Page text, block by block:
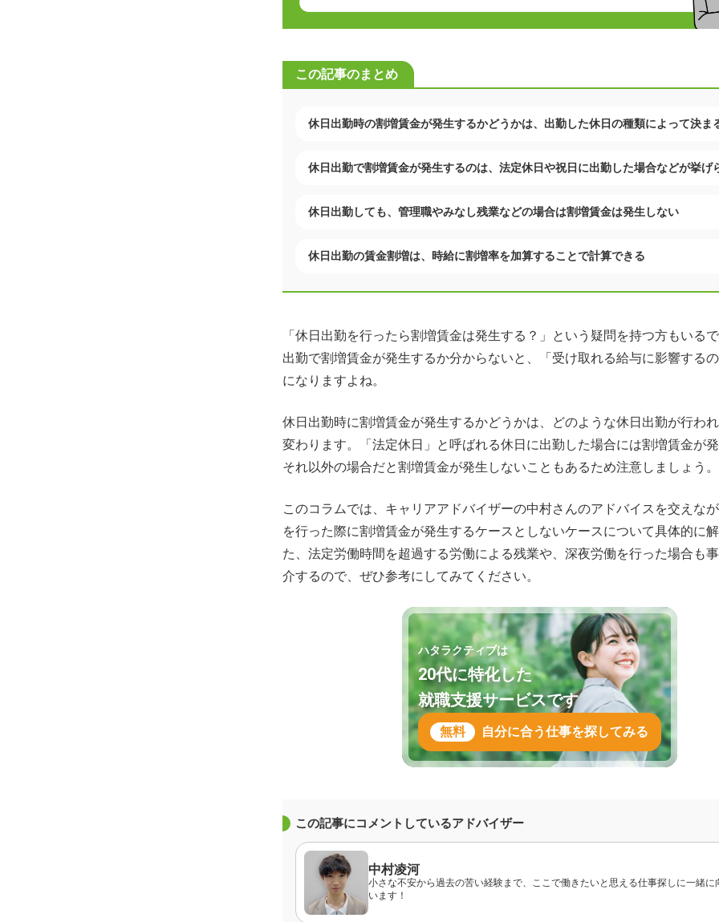
この記事のまとめ
休日出勤時の割増賃金が発生するかどうかは、出勤した休日の種類によって決ま
休日出勤で割増賃金が発生するのは、法定休日や祝日に出勤した場合などが挙げ
休日出勤しても、管理職やみなし残業などの場合は割増賃金は発生しない
休日出勤の賃金割増は、時給に割増率を加算することで計算できる
「休日出勤を行ったら割増賃金は発生する？」という疑問を持つ方もいる
出勤で割増賃金が発生するか分からないと、「受け取れる給与に影響する
になりますよね。
休日出勤時に割増賃金が発生するかどうかは、どのような休日出勤が行わ
変わります。「法定休日」と呼ばれる休日に出勤した場合には割増賃金が
それ以外の場合だと割増賃金が発生しないこともあるため注意しましょう。
このコラムでは、キャリアアドバイザーの中村さんのアドバイスを交えな
を行った際に割増賃金が発生するケースとしないケースについて具体的に
た、法定労働時間を超過する労働による残業や、深夜労働を行った場合も
介するので、ぜひ参考にしてみてください。
ハタラクティブは
20代に特化した
就職支援サービスです
無料 自分に合う仕事を探してみる
この記事にコメントしているアドバイザー
中村凌河
小さな不安から過去の苦い経験まで、ここで働きたいと思える仕事探しに一緒に
います！